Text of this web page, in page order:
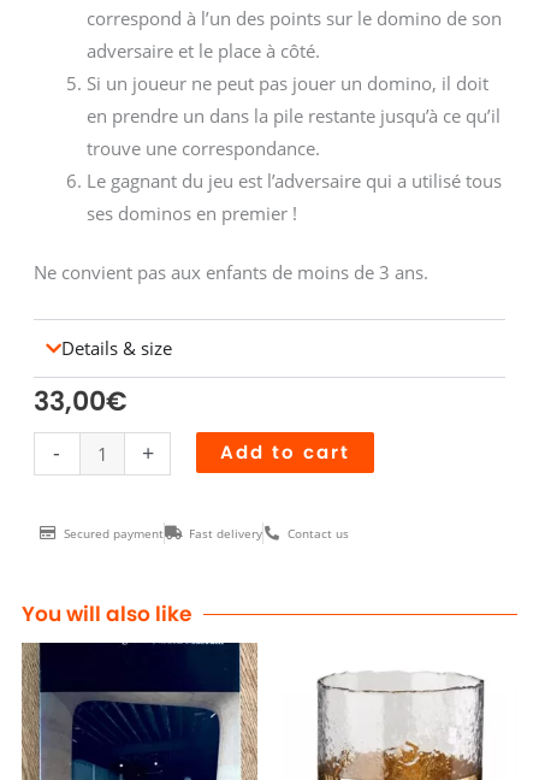
correspond à l’un des points sur le domino de son
adversaire et le place à côté.
Si un joueur ne peut pas jouer un domino, il doit
en prendre un dans la pile restante jusqu’à ce qu’il
trouve une correspondance.
Le gagnant du jeu est l’adversaire qui a utilisé tous
ses dominos en premier !
Ne convient pas aux enfants de moins de 3 ans.
Details & size
33,00€
-
Dominos
Gradient
+ Add to cart
Secured payment Fast delivery Contact us
You will also like